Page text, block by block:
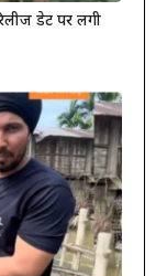
डेट पर लगी